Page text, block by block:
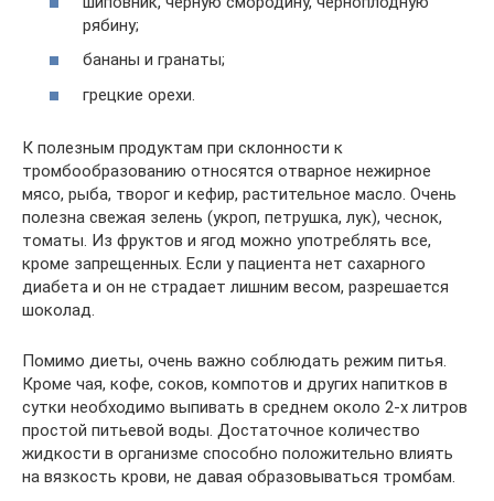
рябину;
бананы и гранаты;
грецкие орехи.
К полезным продуктам при склонности к
тромбообразованию относятся отварное нежирное
мясо, рыба, творог и кефир, растительное масло. Очень
полезна свежая зелень (укроп, петрушка, лук), чеснок,
томаты. Из фруктов и ягод можно употреблять все,
кроме запрещенных. Если у пациента нет сахарного
диабета и он не страдает лишним весом, разрешается
шоколад.
Помимо диеты, очень важно соблюдать режим питья.
Кроме чая, кофе, соков, компотов и других напитков в
сутки необходимо выпивать в среднем около 2-х литров
простой питьевой воды. Достаточное количество
жидкости в организме способно положительно влиять
на вязкость крови, не давая образовываться тромбам.